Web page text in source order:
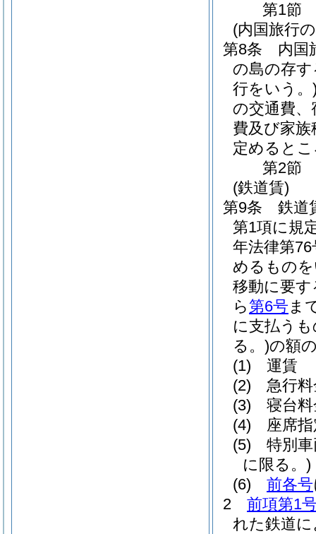
第1節
(内国旅行
第8条
内国
の島の存
行をいう。
の交通費、
費及び家
定めると
第2節
(鉄道賃)
第9条
鉄道
第1項に規
年法律第76
めるもの
移動に要
ら第6号ま
に支払う
る。)の額
(1)
運賃
(2)
急行
(3)
寝台
(4)
座席
(5)
特別
に限る。)
(6)
前各号
2
前項第1
れた鉄道